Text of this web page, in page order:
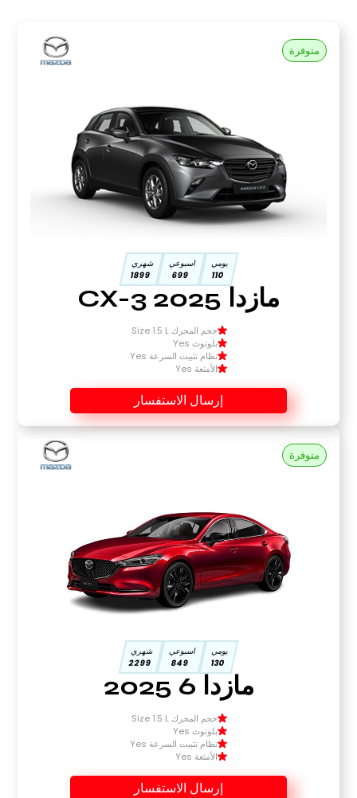
متوفرة
يومي
110
اسبوعي
699
شهري
1899
مازدا CX-3 2025
حجم المحرك Size 1.5 L
بلوتوث Yes
نظام تثبيت السرعة Yes
الأمتعة Yes
إرسال الاستفسار
متوفرة
يومي
130
اسبوعي
849
شهري
2299
مازدا 6 2025
حجم المحرك Size 1.5 L
بلوتوث Yes
نظام تثبيت السرعة Yes
الأمتعة Yes
إرسال الاستفسار